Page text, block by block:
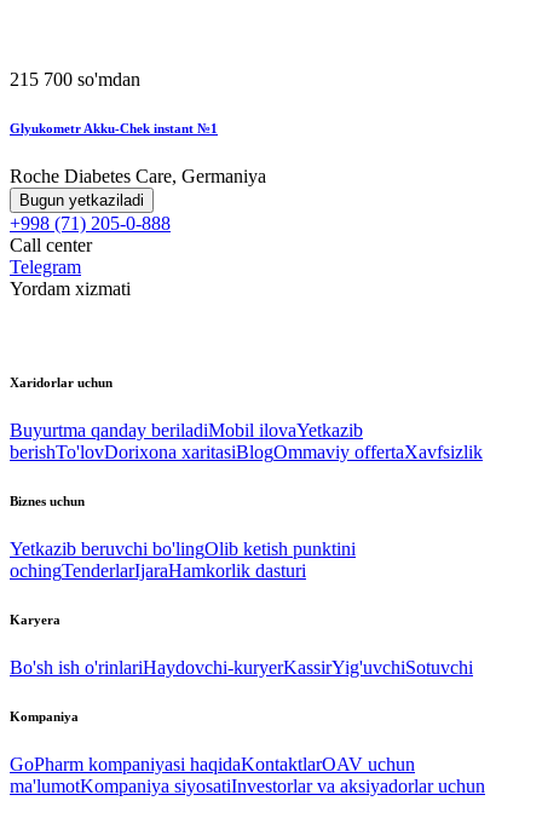
215 700 so'mdan
Glyukometr Akku-Chek instant №1
Roche Diabetes Care, Germaniya
Bugun yetkaziladi
+998 (71) 205-0-888
Call center
Telegram
Yordam xizmati
Xaridorlar uchun
Buyurtma qanday beriladiMobil ilovaYetkazib
berishTo'lovDorixona xaritasiBlogOmmaviy offertaXavfsizlik
Biznes uchun
Yetkazib beruvchi bo'lingOlib ketish punktini
ochingTenderlarIjaraHamkorlik dasturi
Karyera
Bo'sh ish o'rinlariHaydovchi-kuryerKassirYig'uvchiSotuvchi
Kompaniya
GoPharm kompaniyasi haqidaKontaktlarOAV uchun
ma'lumotKompaniya siyosatiInvestorlar va aksiyadorlar uchun